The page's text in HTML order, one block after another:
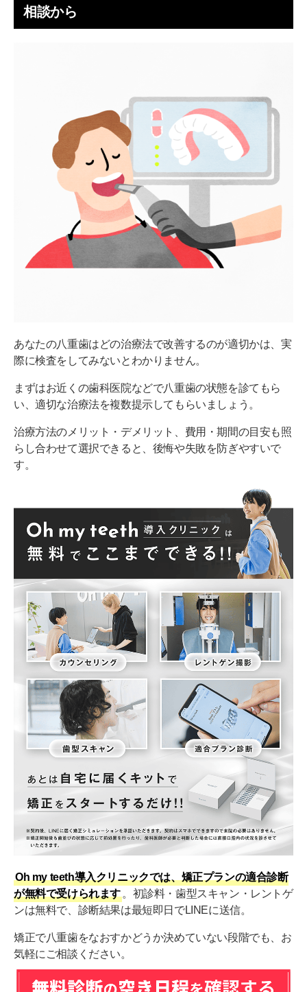
相談から
あなたの八重歯はどの治療法で改善するのが適切かは、実
際に検査をしてみないとわかりません。
まずはお近くの歯科医院などで八重歯の状態を診てもら
い、適切な治療法を複数提示してもらいましょう。
治療方法のメリット・デメリット、費用・期間の目安も照
らし合わせて選択できると、後悔や失敗を防ぎやすいで
す。
Oh my teeth導入クリニックでは、矯正プランの適合診断
が無料で受けられます 。初診料・歯型スキャン・レントゲ
ンは無料で、診断結果は最短即日でLINEに送信。
矯正で八重歯をなおすかどうか決めていない段階でも、お
気軽にご相談ください。